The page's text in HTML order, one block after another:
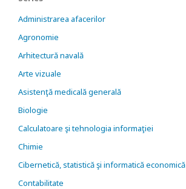
Administrarea afacerilor
Agronomie
Arhitectură navală
Arte vizuale
Asistenţă medicală generală
Biologie
Calculatoare şi tehnologia informaţiei
Chimie
Cibernetică, statistică şi informatică economică
Contabilitate